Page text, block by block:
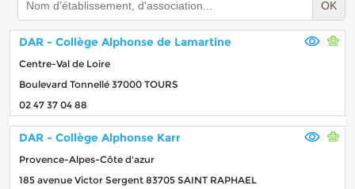
OK
DAR - Collège Alphonse de Lamartine
Centre-Val de Loire
Boulevard Tonnellé 37000 TOURS
02 47 37 04 88
DAR - Collège Alphonse Karr
Provence-Alpes-Côte d'azur
185 avenue Victor Sergent 83705 SAINT RAPHAEL